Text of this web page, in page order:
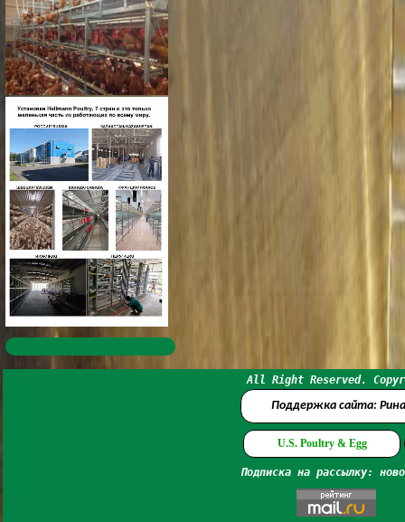
All Right Reserved.
Поддержка сайта:
U.S. Poultry & Egg
Подписка на рассылку: